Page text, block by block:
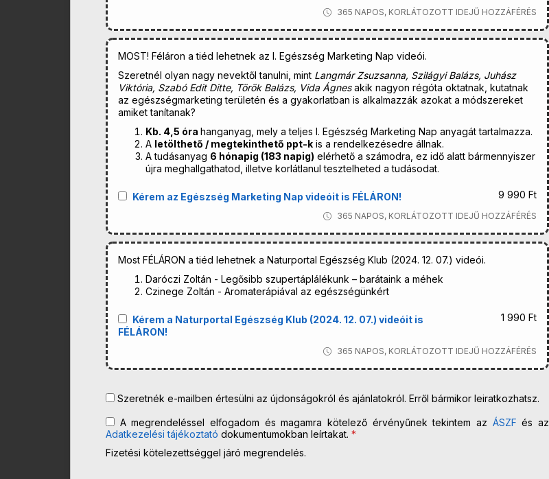
365 NAPOS, KORLÁTOZOTT IDEJŰ HOZZÁFÉRÉS
MOST! Féláron a tiéd lehetnek az I. Egészség Marketing Nap videói.
Szeretnél olyan nagy nevektől tanulni, mint Langmár Zsuzsanna, Szilágyi Balázs, Juhász
Viktória, Szabó Edit Ditte, Török Balázs, Vida Ágnesakik nagyon régóta oktatnak, kutatnak
az egészségmarketing területén és a gyakorlatban is alkalmazzák azokat a módszereket
amiket tanítanak?
Kb. 4,5 óra hanganyag, mely a teljes I. Egészség Marketing Nap anyagát tartalmazza.
A letölthető / megtekinthető ppt-kis a rendelkezésedre állnak.
A tudásanyag 6 hónapig (183 napig) elérhető a számodra, ez idő alatt bármennyiszer
újra meghallgathatod, illetve korlátlanul tesztelheted a tudásodat.
Kérem az Egészség Marketing Nap videóit is FÉLÁRON! 9 990 Ft
365 NAPOS, KORLÁTOZOTT IDEJŰ HOZZÁFÉRÉS
Most FÉLÁRON a tiéd lehetnek a Naturportal Egészség Klub (2024. 12. 07.) videói.
Daróczi Zoltán - Legősibb szupertáplálékunk – barátaink a méhek
Czinege Zoltán - Aromaterápiával az egészségünkért
Kérem a Naturportal Egészség Klub (2024. 12. 07.) videóit is
FÉLÁRON!
1 990 Ft
365 NAPOS, KORLÁTOZOTT IDEJŰ HOZZÁFÉRÉS
Szeretnék e-mailben értesülni az újdonságokról és ajánlatokról. Erről bármikor leiratkozhatsz.
A megrendeléssel elfogadom és magamra kötelező érvényűnek tekintem az ÁSZF és az
Adatkezelési tájékoztató dokumentumokban leírtakat. *
Fizetési kötelezettséggel járó megrendelés.